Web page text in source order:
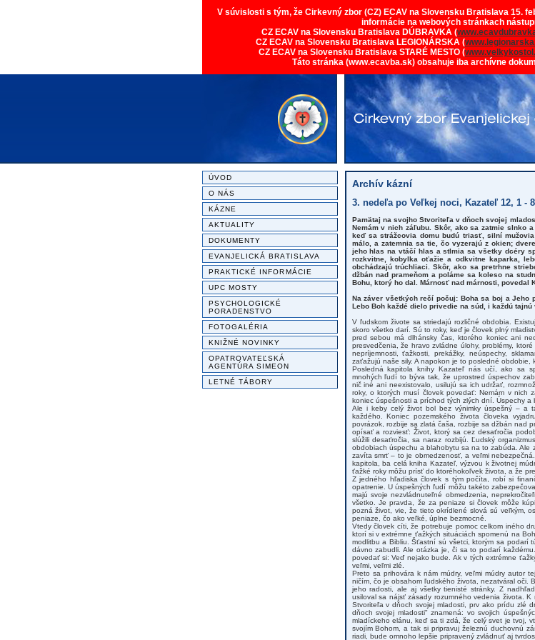
V súvislosti s tým, že Cirkevný zbor (CZ) ECAV na Slovensku Bratislava 15.
informácie na webových stránkach
CZ ECAV na Slovensku Bratislava DÚBRAVKA (
CZ ECAV na Slovensku Bratislava LEGIONÁRSKA (
CZ ECAV na Slovensku Bratislava STARÉ MESTO (
Táto stránka (www.ecavba.sk) obsahuje iba archívne
ÚVOD
O NÁS
KÁZNE
AKTUALITY
DOKUMENTY
EVANJELICKÁ BRATISLAVA
PRAKTICKÉ INFORMÁCIE
UPC MOSTY
PSYCHOLOGICKÉ
PORADENSTVO
FOTOGALÉRIA
KNIŽNÉ NOVINKY
OPATROVATEĽSKÁ
AGENTÚRA SIMEON
LETNÉ TÁBORY
Archív kázní
3. nedeľa po Veľkej noci, Kazateľ 12, 1 -
Pamätaj na svojho Stvoriteľa v dňoch svojej
Nemám v nich záľubu. Skôr, ako sa zatmie slnko
keď sa strážcovia domu budú triasť, silní
málo, a zatemnia sa tie, čo vyzerajú z okien;
jeho hlas na vtáčí hlas a stlmia sa všetky dcéry
rozkvitne, kobylka oťažie a odkvitne kaparka,
obchádzajú trúchliaci. Skôr, ako sa pretrhne
džbán nad prameňom a poláme sa koleso na
Bohu, ktorý ho dal. Márnosť nad márnosti, povedal
Na záver všetkých rečí počuj: Boha sa boj a Jeho
Lebo Boh každé dielo privedie na súd, i každú tajnú
V ľudskom živote sa striedajú rozličné obdobia.
skoro všetko darí. Sú to roky, keď je človek plný
pred sebou má dlhánsky čas, ktorého koniec ani
presvedčenia, že hravo zvládne úlohy, problémy,
nepríjemnosti, ťažkosti, prekážky, neúspechy,
zaťažujú naše sily. A napokon je to posledné obdobie,
Posledná kapitola knihy Kazateľ nás učí, ako sa
mnohých ľudí to býva tak, že uprostred úspechov
nič iné ani neexistovalo, usilujú sa ich udržať,
roky, o ktorých musí človek povedať: Nemám v nich
koniec úspešnosti a príchod tých zlých dní. Úspechy
Ale i keby celý život bol bez výnimky úspešný – a
každého. Koniec pozemského života človeka
povrázok, rozbije sa zlatá čaša, rozbije sa džbán nad
opísať a rozviesť: Život, ktorý sa cez desaťročia
slúžili desaťročia, sa naraz rozbijú. Ľudský
obdobiach úspechu a blahobytu sa na to zabúda.
zavíta smrť – to je obmedzenosť, a veľmi
kapitola, ba celá kniha Kazateľ, výzvou k životnej
ťažké roky môžu prísť do ktoréhokoľvek života, a že
Z jedného hľadiska človek s tým počíta, robí si
opatrenie. U úspešných ľudí môžu takéto
majú svoje nezvládnuteľné obmedzenia,
všetko. Je pravda, že za peniaze si človek môže
pozná život, vie, že tieto okrídlené slová sú veľkým,
peniaze, čo ako veľké, úplne bezmocné.
Vtedy človek cíti, že potrebuje pomoc celkom iného
ktorí si v extrémne ťažkých situáciách spomenú na
modlitbu a Bibliu. Šťastní sú všetci, ktorým sa podarí
dávno zabudli. Ale otázka je, či sa to podarí
povedať si: Veď nejako bude. Ak v tých extrémne
veľmi, veľmi zlé.
Preto sa prihovára k nám múdry, veľmi múdry autor
ničím, čo je obsahom ľudského života, nezatváral oči.
jeho radosti, ale aj všetky tienisté stránky. Z
usiloval sa nájsť zásady rozumného vedenia života.
Stvoriteľa v dňoch svojej mladosti, prv ako prídu zlé
dňoch svojej mladosti" znamená: vo svojich
mladíckeho elánu, keď sa ti zdá, že celý svet je tvoj,
svojím Bohom, a tak si pripravuj železnú duchovnú
riadi, bude omnoho lepšie pripravený zvládnuť aj